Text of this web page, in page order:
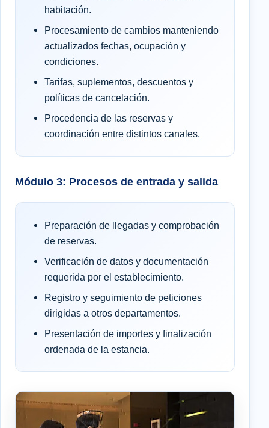
habitación.
Procesamiento de cambios manteniendo
actualizados fechas, ocupación y
condiciones.
Tarifas, suplementos, descuentos y
políticas de cancelación.
Procedencia de las reservas y
coordinación entre distintos canales.
Módulo 3: Procesos de entrada y salida
Preparación de llegadas y comprobación
de reservas.
Verificación de datos y documentación
requerida por el establecimiento.
Registro y seguimiento de peticiones
dirigidas a otros departamentos.
Presentación de importes y finalización
ordenada de la estancia.